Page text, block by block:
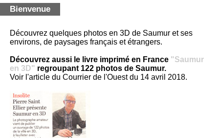
Bienvenue
Découvrez quelques photos en 3D de Saumur et ses
environs, de paysages français et étrangers.
Découvrez aussi le livre imprimé en France "Saumur
en 3D" regroupant 122 photos de Saumur.
Voir l'article du Courrier de l'Ouest du 14 avril 2018.